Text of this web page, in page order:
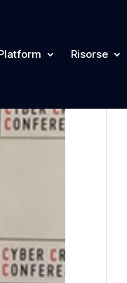
Risorse